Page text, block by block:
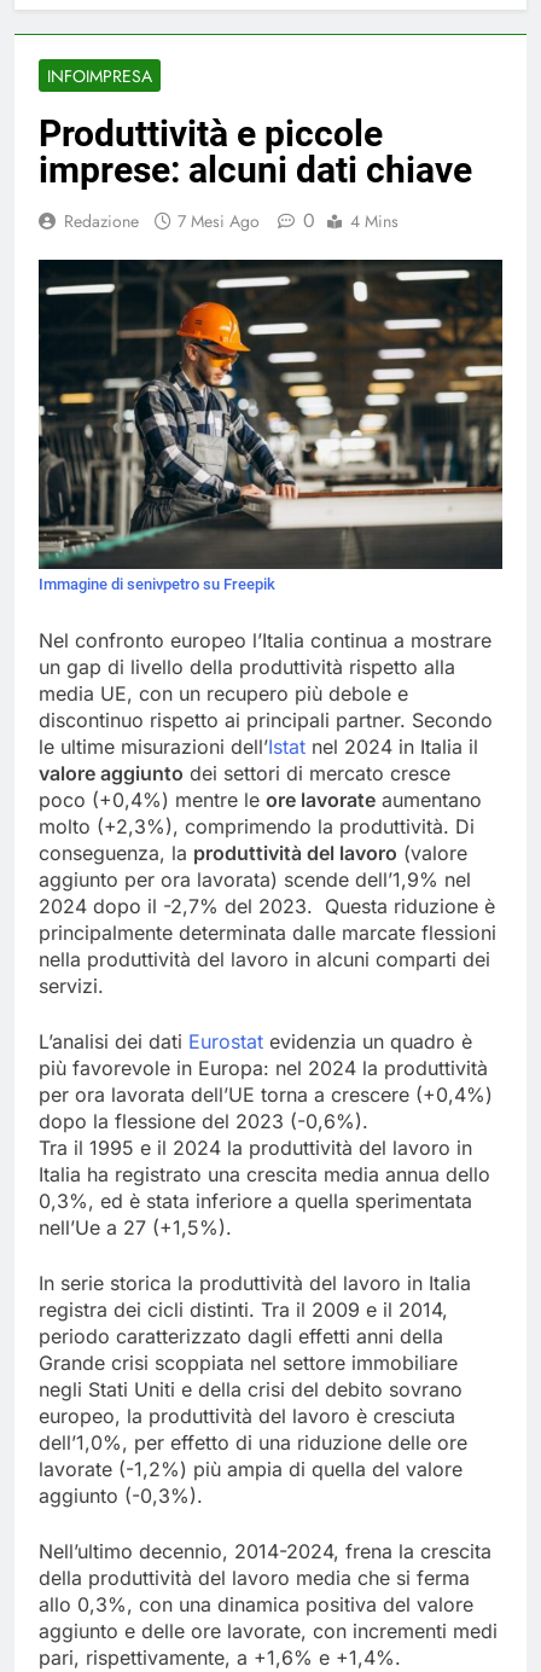
INFOIMPRESA
Produttività e piccole
imprese: alcuni dati chiave
Redazione 7 Mesi Ago 0 4 Mins
Immagine di senivpetro su Freepik
Nel confronto europeo l’Italia continua a mostrare
un gap di livello della produttività rispetto alla
media UE, con un recupero più debole e
discontinuo rispetto ai principali partner. Secondo
le ultime misurazioni dell’Istat nel 2024 in Italia il
valore aggiunto dei settori di mercato cresce
poco (+0,4%) mentre le ore lavorate aumentano
molto (+2,3%), comprimendo la produttività. Di
conseguenza, la produttività del lavoro (valore
aggiunto per ora lavorata) scende dell’1,9% nel
2024 dopo il -2,7% del 2023. Questa riduzione è
principalmente determinata dalle marcate flessioni
nella produttività del lavoro in alcuni comparti dei
servizi.
L’analisi dei dati Eurostat evidenzia un quadro è
più favorevole in Europa: nel 2024 la produttività
per ora lavorata dell’UE torna a crescere (+0,4%)
dopo la flessione del 2023 (-0,6%).
Tra il 1995 e il 2024 la produttività del lavoro in
Italia ha registrato una crescita media annua dello
0,3%, ed è stata inferiore a quella sperimentata
nell’Ue a 27 (+1,5%).
In serie storica la produttività del lavoro in Italia
registra dei cicli distinti. Tra il 2009 e il 2014,
periodo caratterizzato dagli effetti anni della
Grande crisi scoppiata nel settore immobiliare
negli Stati Uniti e della crisi del debito sovrano
europeo, la produttività del lavoro è cresciuta
dell’1,0%, per effetto di una riduzione delle ore
lavorate (-1,2%) più ampia di quella del valore
aggiunto (-0,3%).
Nell’ultimo decennio, 2014-2024, frena la crescita
della produttività del lavoro media che si ferma
allo 0,3%, con una dinamica positiva del valore
aggiunto e delle ore lavorate, con incrementi medi
pari, rispettivamente, a +1,6% e +1,4%.